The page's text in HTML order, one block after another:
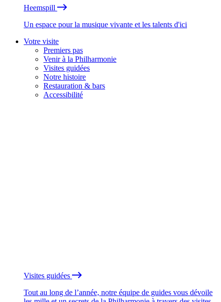
Heemspill
Un espace pour la musique vivante et les talents d'ici
Votre visite
Premiers pas
Venir à la Philharmonie
Visites guidées
Notre histoire
Restauration & bars
Accessibilité
Visites guidées
Tout au long de l’année, notre équipe de guides vous dévoile